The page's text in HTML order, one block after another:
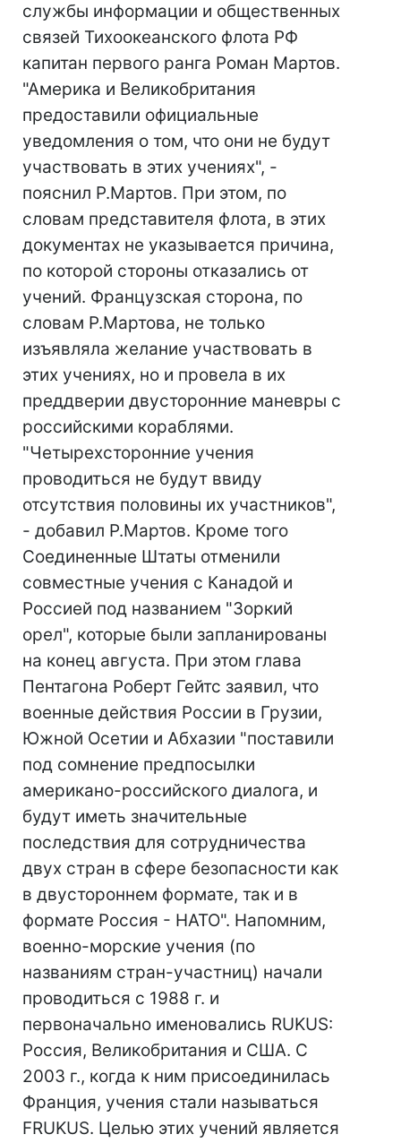
службы информации и общественных
связей Тихоокеанского флота РФ
капитан первого ранга Роман Мартов.
"Америка и Великобритания
предоставили официальные
уведомления о том, что они не будут
участвовать в этих учениях", -
пояснил Р.Мартов. При этом, по
словам представителя флота, в этих
документах не указывается причина,
по которой стороны отказались от
учений. Французская сторона, по
словам Р.Мартова, не только
изъявляла желание участвовать в
этих учениях, но и провела в их
преддверии двусторонние маневры с
российскими кораблями.
"Четырехсторонние учения
проводиться не будут ввиду
отсутствия половины их участников",
- добавил Р.Мартов. Кроме того
Соединенные Штаты отменили
совместные учения с Канадой и
Россией под названием "Зоркий
орел", которые были запланированы
на конец августа. При этом глава
Пентагона Роберт Гейтс заявил, что
военные действия России в Грузии,
Южной Осетии и Абхазии "поставили
под сомнение предпосылки
американо-российского диалога, и
будут иметь значительные
последствия для сотрудничества
двух стран в сфере безопасности как
в двустороннем формате, так и в
формате Россия - НАТО". Напомним,
военно-морские учения (по
названиям стран-участниц) начали
проводиться с 1988 г. и
первоначально именовались RUKUS:
Россия, Великобритания и США. С
2003 г., когда к ним присоединилась
Франция, учения стали называться
FRUKUS. Целью этих учений является